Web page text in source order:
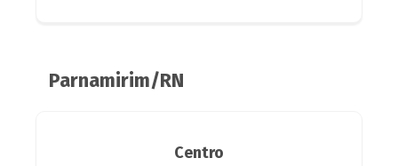
Parnamirim/RN
Centro